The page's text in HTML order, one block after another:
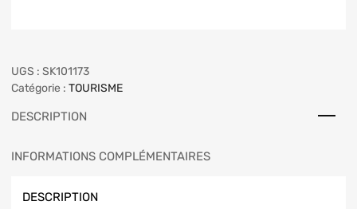
UGS : SK101173
Catégorie : TOURISME
DESCRIPTION
INFORMATIONS COMPLÉMENTAIRES
DESCRIPTION